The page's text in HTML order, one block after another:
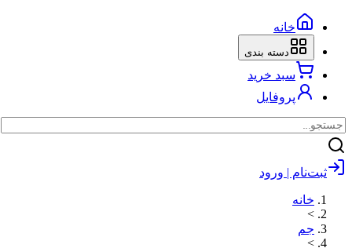
خانه
دسته بندی
سبد خرید
پروفایل
| ورود